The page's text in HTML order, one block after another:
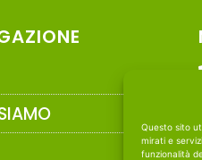
Questo sito
mirati e
funzionalità